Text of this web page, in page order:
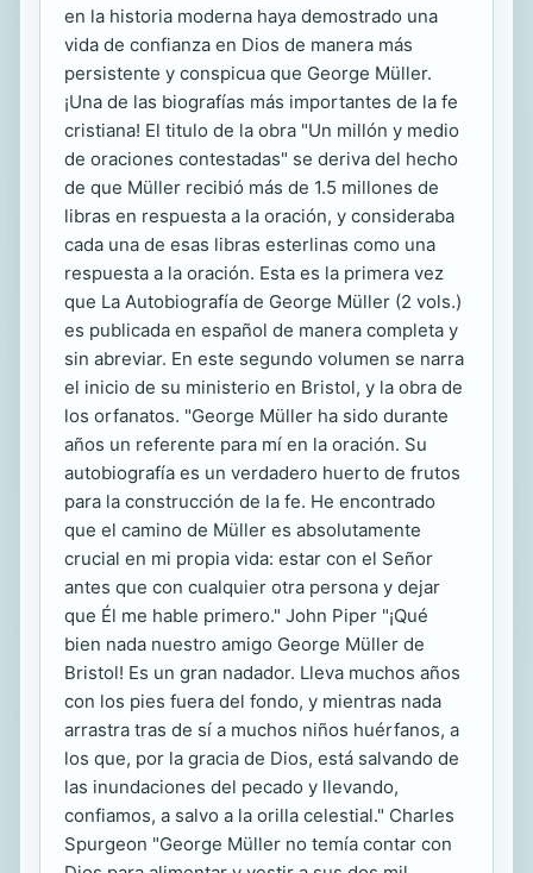
en la historia moderna haya demostrado una
vida de confianza en Dios de manera más
persistente y conspicua que George Müller.
¡Una de las biografías más importantes de la fe
cristiana! El titulo de la obra "Un millón y medio
de oraciones contestadas" se deriva del hecho
de que Müller recibió más de 1.5 millones de
libras en respuesta a la oración, y consideraba
cada una de esas libras esterlinas como una
respuesta a la oración. Esta es la primera vez
que La Autobiografía de George Müller (2 vols.)
es publicada en español de manera completa y
sin abreviar. En este segundo volumen se narra
el inicio de su ministerio en Bristol, y la obra de
los orfanatos. "George Müller ha sido durante
años un referente para mí en la oración. Su
autobiografía es un verdadero huerto de frutos
para la construcción de la fe. He encontrado
que el camino de Müller es absolutamente
crucial en mi propia vida: estar con el Señor
antes que con cualquier otra persona y dejar
que Él me hable primero." John Piper "¡Qué
bien nada nuestro amigo George Müller de
Bristol! Es un gran nadador. Lleva muchos años
con los pies fuera del fondo, y mientras nada
arrastra tras de sí a muchos niños huérfanos, a
los que, por la gracia de Dios, está salvando de
las inundaciones del pecado y llevando,
confiamos, a salvo a la orilla celestial." Charles
Spurgeon "George Müller no temía contar con